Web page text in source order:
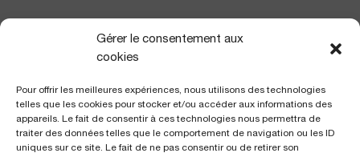
Gérer le consentement aux
cookies
Pour offrir les meilleures expériences, nous utilisons des technologies
telles que les cookies pour stocker et/ou accéder aux informations des
appareils. Le fait de consentir à ces technologies nous permettra de
traiter des données telles que le comportement de navigation ou les ID
uniques sur ce site. Le fait de ne pas consentir ou de retirer son
NOUS TROUVER